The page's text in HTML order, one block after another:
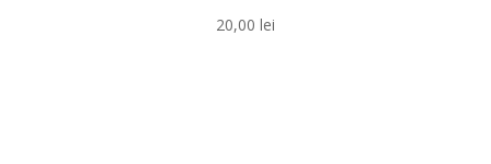
20,00 lei